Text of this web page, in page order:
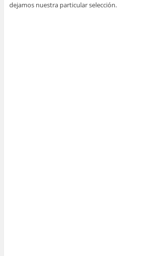
dejamos nuestra particular selección.